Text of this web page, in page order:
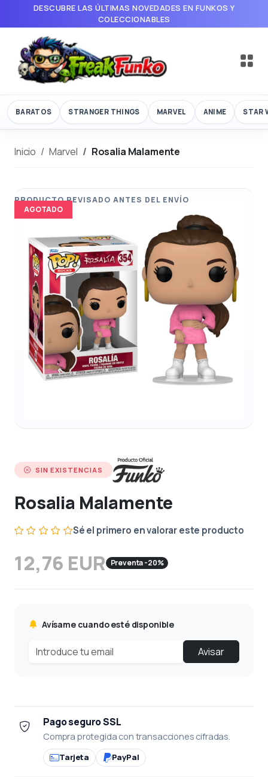
DESCUBRE LAS ÚLTIMAS NOVEDADES EN FUNKOS Y
COLECCIONABLES
BARATOS STRANGER THINGS MARVEL ANIME STAR
Inicio Marvel Rosalia Malamente
AGOTADO
SIN EXISTENCIAS
Rosalia Malamente
Sé el primero en valorar este producto
12,76 EUR Preventa -20%
Avísame cuando esté disponible
Avisar
Pago seguro SSL
Compra protegida con transacciones cifradas.
Tarjeta PayPal